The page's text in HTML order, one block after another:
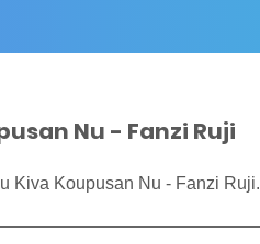
Nu - Fanzi Ruji
Kiva Koupusan Nu - Fanzi Ruji.